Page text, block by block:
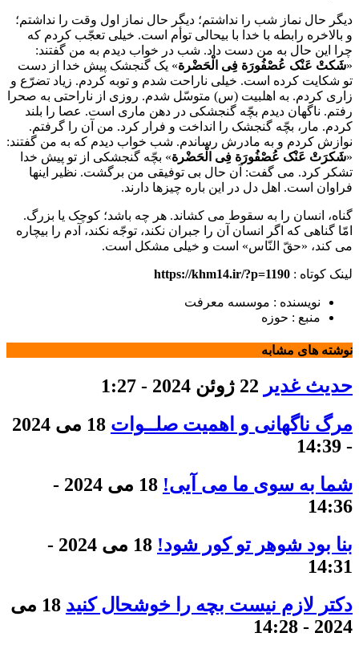
دیگر حال نماز شب را نداشتم؛ دیگر حال نماز اول وقت را نداشتم؛
و بالاخره رابطه با خدا با بیحالی توأم است. خیلی تعجّب کردم که
چرا این حال به من دست داد. شب در خواب دیدم به من گفتند:
«شَکتْ عَنْک عُصْفُورَة فِی الْحَضْرة» یک گنجشک پیش خدا از دست
تو شکایت کرده است. خیلی ناراحت شدم و توبه کردم. زیاد تضرّع و
زاری کردم. به اهلبیت (س) متوسّل شدم. روزی از ناراحتی به صحرا
رفتم. ناگهان دیدم بچّه گنجشکی در دهن ماری است. عصا را بلند
کردم. مار، بچّه گنجشک را انداخت و فرار کرد. من آن را گرفتم.
نوازش کردم و به مادرش رساندم. شب خواب دیدم که به من گفتند:
«شَکرَتْ عَنْک عُصْفُورَة فِی الْحَضْرة» بچّه گنجشکی از تو پیش خدا
تشکر کرد. می گفت: آن حال بی توفیقی من برگشت. نظیر اینها
فراوان است. اهل دل در این باره چیزها دارند.
گناه، انسان را به سقوط می کشاند. هر چه باشد؛ کوچک یا بزرگ.
امّا گناهی که اگر انسان آن را جبران نکند، توجّه نکند، آدم را بیچاره
می کند، «حقّ النّاس» است و خیلی مشکل است.
لینک کوتاه : https://khm14.ir/?p=1190
نویسنده : موسسه معرفت
منبع : حوزه
نوشته های مشابه
حدیث غدیر 22 ژوئن 2024 - 1:27
مرگ ناگهانی و اهمیت صلــوات
18 می 2024
- 14:39
شما به سوی ما می آیی!
18 می 2024 -
14:36
بنا بود شوهر تو کور شود!
18 می 2024 -
14:31
دکتر لازم نیست بچه را خوشحال کنید
18 می
2024 - 14:28